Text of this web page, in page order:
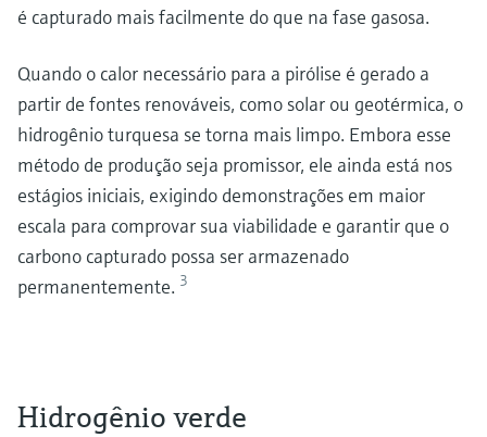
é capturado mais facilmente do que na fase gasosa.
Quando o calor necessário para a pirólise é gerado a
partir de fontes renováveis, como solar ou geotérmica, o
hidrogênio turquesa se torna mais limpo. Embora esse
método de produção seja promissor, ele ainda está nos
estágios iniciais, exigindo demonstrações em maior
escala para comprovar sua viabilidade e garantir que o
carbono capturado possa ser armazenado
permanentemente. 3
Hidrogênio verde